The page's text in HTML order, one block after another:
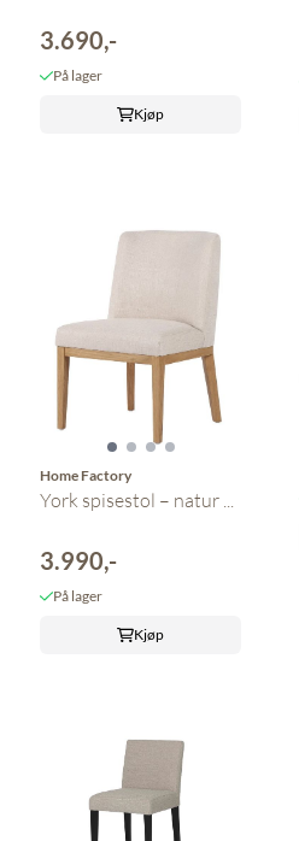
3.690,-
På lager
Kjøp
Home Factory
York spisestol – natur ...
3.990,-
På lager
Kjøp